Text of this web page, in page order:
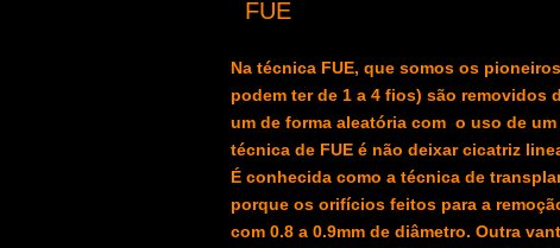
FUE
Na técnica FUE, que somos os
podem ter de 1 a 4 fios) são removidos
um de forma aleatória com o uso de
técnica de FUE é não deixar cicatriz
É conhecida como a técnica de
porque os orifícios feitos para a
com 0.8 a 0.9mm de diâmetro. Outra